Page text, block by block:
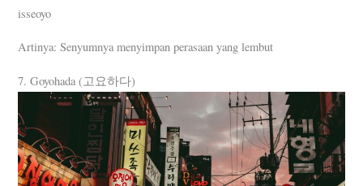
isseoyo
Artinya: Senyumnya menyimpan perasaan yang lembut
7. Goyohada (고요하다)